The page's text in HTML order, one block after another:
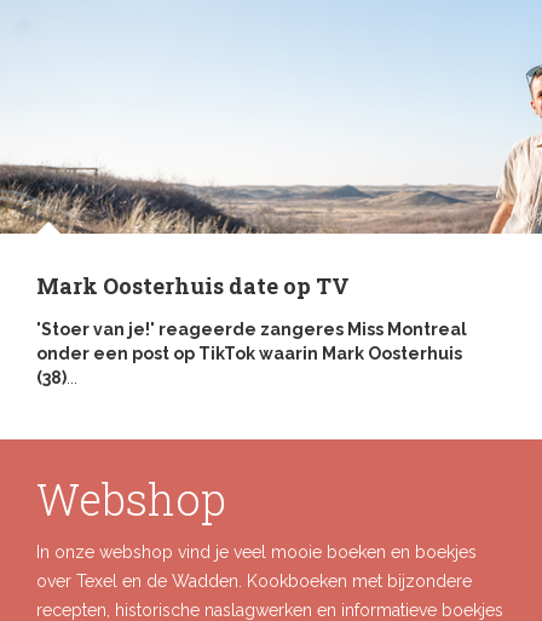
Mark Oosterhuis date op TV
'Stoer van je!' reageerde zangeres Miss Montreal
onder een post op TikTok waarin Mark Oosterhuis
(38)
Webshop
In onze webshop vind je veel mooie boeken en boekjes
over Texel en de Wadden. Kookboeken met bijzondere
recepten, historische naslagwerken en informatieve boekjes